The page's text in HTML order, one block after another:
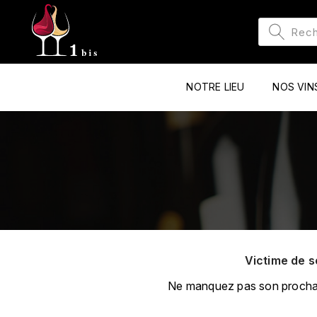
NOTRE LIEU NOS
Victime de
Ne manquez pas son